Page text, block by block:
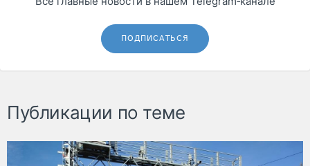
ПОДПИСАТЬСЯ
Публикации по теме